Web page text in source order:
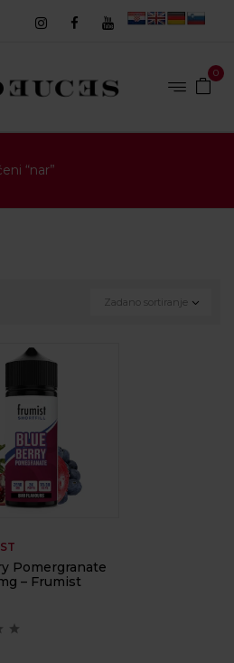
0
“nar”
Zadano sortiranje
Pomergranate
– Frumist